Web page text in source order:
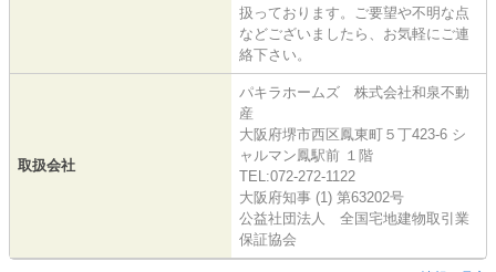
扱っております。ご要望や不明な点
などございましたら、お気軽にご連
絡下さい。
取扱会社
パキラホームズ 株式会社和泉不動
産
大阪府堺市西区鳳東町５丁423-6 シ
ャルマン鳳駅前 １階
TEL:072-272-1122
大阪府知事 (1) 第63202号
公益社団法人 全国宅地建物取引業
保証協会